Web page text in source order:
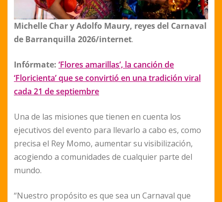
Michelle Char y Adolfo Maury, reyes del Carnaval
de Barranquilla 2026/internet.
Infórmate: ‘Flores amarillas’, la canción de
‘Floricienta’ que se convirtió en una tradición viral
cada 21 de septiembre
Una de las misiones que tienen en cuenta los
ejecutivos del evento para llevarlo a cabo es, como
precisa el Rey Momo, aumentar su visibilización,
acogiendo a comunidades de cualquier parte del
mundo.
“Nuestro propósito es que sea un Carnaval que